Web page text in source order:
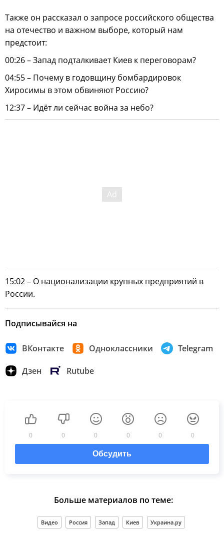
Также он рассказал о запросе российского общества
на отечество и важном выборе, который нам
предстоит:
00:26 – Запад подталкивает Киев к переговорам?
04:55 – Почему в годовщину бомбардировок
Хиросимы в этом обвиняют Россию?
12:37 – Идёт ли сейчас война за небо?
15:02 – О национализации крупных предприятий в
России.
Подписывайся на
ВКонтакте Одноклассники Telegram
Дзен Rutube
0 0 0 0 0 0
Обсудить
Больше материалов по теме:
Видео Россия Запад Киев Украина.ру